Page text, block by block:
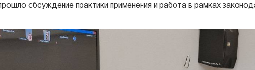
обсуждение практики применения и работа в рамках